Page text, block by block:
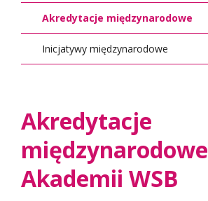
Akredytacje międzynarodowe
Inicjatywy międzynarodowe
Akredytacje
międzynarodowe
Akademii WSB